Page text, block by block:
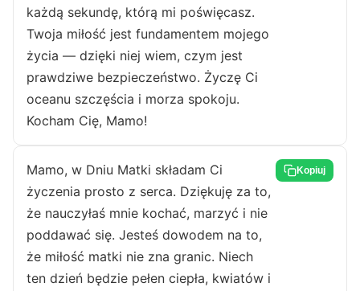
każdą sekundę, którą mi poświęcasz.
Twoja miłość jest fundamentem mojego
życia — dzięki niej wiem, czym jest
prawdziwe bezpieczeństwo. Życzę Ci
oceanu szczęścia i morza spokoju.
Kocham Cię, Mamo!
Mamo, w Dniu Matki składam Ci
życzenia prosto z serca. Dziękuję za to,
że nauczyłaś mnie kochać, marzyć i nie
poddawać się. Jesteś dowodem na to,
że miłość matki nie zna granic. Niech
ten dzień będzie pełen ciepła, kwiatów i
Kopiuj